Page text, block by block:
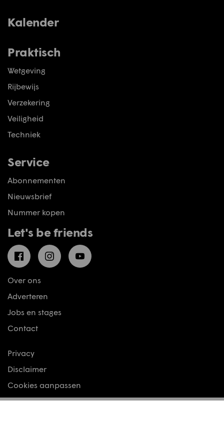
Kalender
Praktisch
Wetgeving
Rijbewijs
Verzekering
Veiligheid
Techniek
Service
Abonnementen
Nieuwsbrief
Nummer kopen
Let's be friends
FacebookInstagramYouTube
Over ons
Adverteren
Jobs en stages
Contact
Privacy
Disclaimer
Cookies aanpassen